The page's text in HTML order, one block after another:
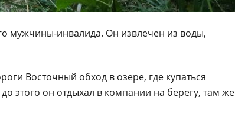
мужчины-инвалида. Он извлечен из воды,
Восточный обход в озере, где купаться
этого он отдыхал в компании на берегу, там же